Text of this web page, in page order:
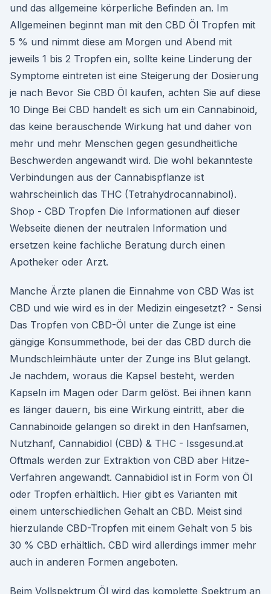
und das allgemeine körperliche Befinden an. Im
Allgemeinen beginnt man mit den CBD Öl Tropfen mit
5 % und nimmt diese am Morgen und Abend mit
jeweils 1 bis 2 Tropfen ein, sollte keine Linderung der
Symptome eintreten ist eine Steigerung der Dosierung
je nach Bevor Sie CBD Öl kaufen, achten Sie auf diese
10 Dinge Bei CBD handelt es sich um ein Cannabinoid,
das keine berauschende Wirkung hat und daher von
mehr und mehr Menschen gegen gesundheitliche
Beschwerden angewandt wird. Die wohl bekannteste
Verbindungen aus der Cannabispflanze ist
wahrscheinlich das THC (Tetrahydrocannabinol).
Shop - CBD Tropfen Die Informationen auf dieser
Webseite dienen der neutralen Information und
ersetzen keine fachliche Beratung durch einen
Apotheker oder Arzt.
Manche Ärzte planen die Einnahme von CBD Was ist
CBD und wie wird es in der Medizin eingesetzt? - Sensi
Das Tropfen von CBD-Öl unter die Zunge ist eine
gängige Konsummethode, bei der das CBD durch die
Mundschleimhäute unter der Zunge ins Blut gelangt.
Je nachdem, woraus die Kapsel besteht, werden
Kapseln im Magen oder Darm gelöst. Bei ihnen kann
es länger dauern, bis eine Wirkung eintritt, aber die
Cannabinoide gelangen so direkt in den Hanfsamen,
Nutzhanf, Cannabidiol (CBD) & THC - Issgesund.at
Oftmals werden zur Extraktion von CBD aber Hitze-
Verfahren angewandt. Cannabidiol ist in Form von Öl
oder Tropfen erhältlich. Hier gibt es Varianten mit
einem unterschiedlichen Gehalt an CBD. Meist sind
hierzulande CBD-Tropfen mit einem Gehalt von 5 bis
30 % CBD erhältlich. CBD wird allerdings immer mehr
auch in anderen Formen angeboten.
Beim Vollspektrum Öl wird das komplette Spektrum an